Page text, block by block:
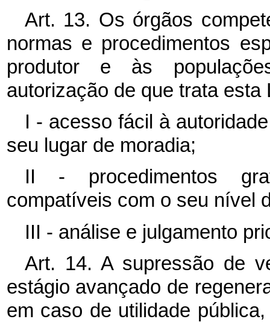
Art. 13. Os órgãos
normas e procedimentos
produtor e às
autorização de que trata esta
I - acesso fácil à
seu lugar de moradia;
II - procedimentos
compatíveis com o seu nível
III - análise e julgamento
Art. 14. A supressão de
estágio avançado de
em caso de utilidade